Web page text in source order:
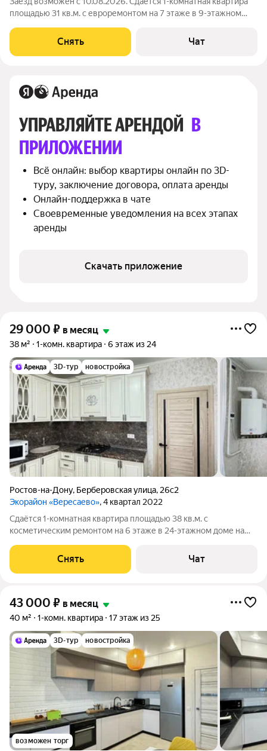
площадью 31 кв.м. с евроремонтом на 7 этаже в 9-этажном
Духовой шкаф Стиральная машина Холодильник Кондиционер
Микроволновка Дом -
Снять Чат
УПРАВЛЯЙТЕ АРЕНДОЙ В
ПРИЛОЖЕНИИ
Всё онлайн: выбор квартиры онлайн по 3D-
туру, заключение договора, оплата аренды
Онлайн-поддержка в чате
Своевременные уведомления на всех этапах
аренды
Скачать приложение
29 000 ₽ в месяц
38 м² 1-комн. квартира 6 этаж из 24
3D-тур новостройка
Ростов-на-Дону, Берберовская улица, 26с2
Экорайон «Вересаево», 4 квартал 2022
Сдаётся 1-комнатная квартира площадью 38 кв.м. с
косметическим ремонтом на 6 этаже в 24-этажном доме на
Стиральная машина Холодильник Кондиционер
Микроволновка Дом - монолитный, окна
Снять Чат
43 000 ₽ в месяц
40 м² 1-комн. квартира 17 этаж из 25
3D-тур новостройка
возможен торг